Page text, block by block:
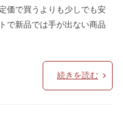
価で買うよりも少しでも安
で新品では手が出ない商品
続きを読む